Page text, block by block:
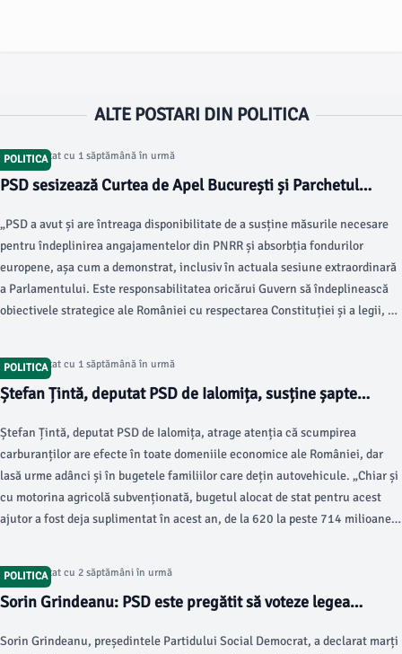
ALTE POSTARI DIN POLITICA
POLITICA
Articol postat cu 1 săptămână în urmă
PSD sesizează Curtea de Apel București și Parchetul
„PSD a avut și are întreaga disponibilitate de a susține măsurile necesare
pentru îndeplinirea angajamentelor din PNRR și absorbția fondurilor
europene, așa cum a demonstrat, inclusiv în actuala sesiune extraordinară
a Parlamentului. Este responsabilitatea oricărui Guvern să îndeplinească
obiectivele strategice ale României cu respectarea Constituției și a legii, nu
POLITICA
Articol postat cu 1 săptămână în urmă
Ștefan Țintă, deputat PSD de Ialomița, susține șapte
Ștefan Țintă, deputat PSD de Ialomița, atrage atenția că scumpirea
carburanților are efecte în toate domeniile economice ale României, dar
lasă urme adânci și în bugetele familiilor care dețin autovehicule. „Chiar și
cu motorina agricolă subvenționată, bugetul alocat de stat pentru acest
ajutor a fost deja suplimentat în acest an, de la 620 la peste 714 milioane
POLITICA
Articol postat cu 2 săptămâni în urmă
Sorin Grindeanu: PSD este pregătit să voteze legea
Sorin Grindeanu, președintele Partidului Social Democrat, a declarat marți